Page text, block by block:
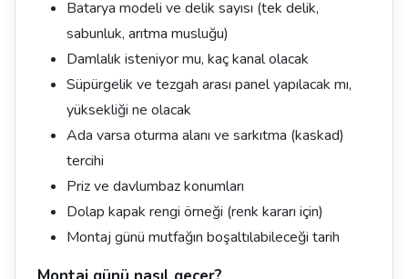
Batarya modeli ve delik sayısı (tek delik,
sabunluk, arıtma musluğu)
Damlalık isteniyor mu, kaç kanal olacak
Süpürgelik ve tezgah arası panel yapılacak mı,
yüksekliği ne olacak
Ada varsa oturma alanı ve sarkıtma (kaskad)
tercihi
Priz ve davlumbaz konumları
Dolap kapak rengi örneği (renk kararı için)
Montaj günü mutfağın boşaltılabileceği tarih